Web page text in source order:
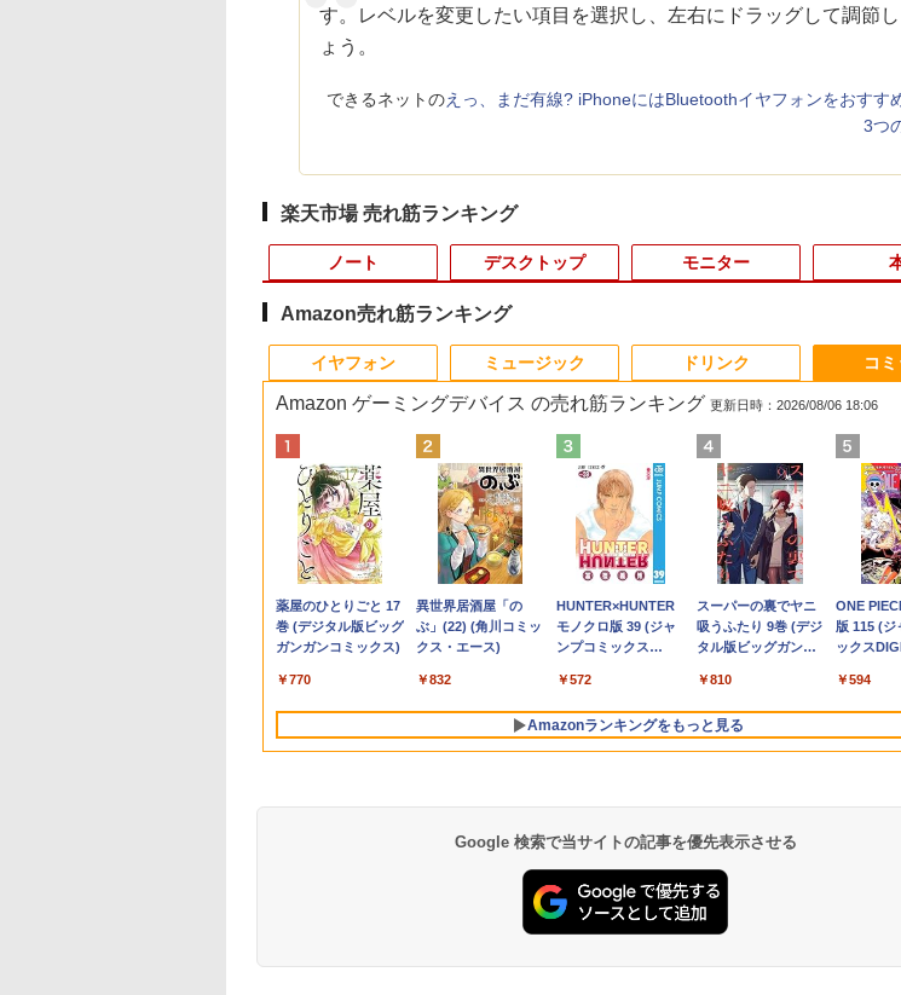
す。レベルを変更したい項目を選択し、左右にドラッグして調節
ょう。
できるネットのえっ、まだ有線? iPhoneにはBluetoothイヤフォンをおすす
3つ
楽天市場 売れ筋ランキング
ノート
1
【大特価】中古 VAIO
Core i7 1065G7 第10世
代CPU メモリ8GB
SSD256GB 14インチ
フルHD Windows11
Home WEBカメラ 無
線LAN VJPK13C11N 1
年保証 レビュー特
典:WPS Office Bラン
PC win11 中古ノート
￥24,800
2
マイクロソフト 法人向
け Surface Pro 12 イン
チ キーボード ストーン
グレー EP2-32891
￥25,278
3
【期間限定 ポイント
UP＆クーポン配布】
Lenovo 500e
Chromebook Gen 4s
83L5S00000
ChromeOS N100 メモ
リ4GB eMMC64GB
11.6インチ タッチ対応
4
【マラソン限定
30%OFF】中古 店長お
まかせパソコン Core
i5 第11世代 メモリ
8GB 16GB SSD240GB
15インチ Windows11
WPS Office 1年保証 ノ
ートパソコン【CA】
中古ノートPC 中古ノ
コン 中古PC 中古品
win11 パソコン コスパ
￥39,800
超得2,000
｜
第8世代｜
獲得｜豪
i5 第8世代
トパソコン
｜15.6型
ノートパ
￥29,800
デスクトップ
1
【★最大100%ポイン
ト】超小型筐体 ミニパ
ソコン HP ProDesk
800 G2 DM 第6世代
Corei5 メモリ:8GB 新
品SSD:256GB
HDD:500GB デュアル
ストレージ USB 3.0
Type-C DisplayPort
Windows11 ミニデス
￥29,800
2
「楽天ランキング1
位」 デスクトップパソ
コン Windows11
Office付き パソコン
新品｜インテル 第14世
代 Core i5-4590 i5 i7-
14700F｜ SSD 256GB
～2TB｜メモリ 8～
64GB DDR4/5｜ デス
激安 高性能 ゲーム 本
体のみ PC 高スペッ 初
￥45,700
3
超得10％OFF｜ミドル
クラス 快適｜AMD
Ryzen5 3500 GeForce
GTX1660super｜中古
デスクトップパソコン
Windows11｜グラボ
1660super SSD｜PC
フォートナイト マイン
ロブロックス プレイ可
能｜プレゼントに最
4
【展示品・代引不可】
富士通 FUJITSU デス
クトップPC FMV
Desktop Fシリーズ
F55-K1 23.8型/ Core
i5-1235U/ メモリ
16GB/ SSD 512GB/
Windows 11/ 2024
Office付き/ 2025年1月
￥149,800
【★20％ク
Plusミニ
Ryzen 7
512GB/
Windows
ミングpc
LAN/Wi-
Fi6E/
￥131,999
モニター
1
【送料無料】1.54イン
チ ST7789 解像度
240x240 IPS LCDディ
スプレイ240x240 LCD
モジュール SPI ディス
プレイ Arduino
RasberryPiなど対応
￥1,980
2
＼レビュー投稿で保証
延長／モバイルモニタ
ー 15.6 ディスプレイ
ポータブルモニター モ
ニター モバイルディス
プレイ hdmi タイプC
デュアルディスプレイ
スタンド ゲーム 液晶
薄型 軽量
￥19,800
3
PHILIPS 241V8 LED液
晶モニター 23.8インチ
ワイド ブラック
1920×1080 （フル
非光沢 ノングレア 液
晶ディスプレイ HDMI
VGA VESA準拠 PS4
switch 対応 スイッチ
4
モバイルモニター 15.6
インチ InnoView モバ
イルディスプレイ 自立
型 1920*1080 FHD ポー
タブルモニター IPS液晶
パネル 薄型 軽量 持ち運
び 壁掛けに対応
Switch/PS3/PS4/PS5/Xbox
One/PC/スマ
HDMI対応【選べる種
類】タッチ/ケース付
￥8,980
【楽天1位
ーケース
チ選択】
ター 15.6
HD コスパ
アルモニ
ター ポー
ー ゲーミ
ミニPC
￥9,999
1
【エントリーでポイン
ト10倍】はじめての世
界名作えほん きいろい
えほんのおうち 40巻セ
ット
￥26,400
2
小学館版学習まんが 世
界の歴史 新装版 全22
巻セット （小学館 学習
まんがシリーズ） [ 小
学館 ]
￥26,620
3
モデルプレスカウント
ダウンマガジン vol.13
￥1,500
4
[新品][全巻収納ダンボ
ール本棚付]◆特典あり
◆魔入りました!入間く
ん (1-49巻 最新刊)[オ
リジナル缶バッジ付]
全巻セット
￥30,906
スター・
ンダロリ
ュアルガ
ロ・ヒダ
￥6,600
Amazon売れ筋ランキング
イヤフォン
Anker Soundcore
P40i オフホワイト
Anker Soundcore
P31i ブラック
￥4,990
Anker Soundcore
Liberty 5 ミッドナイ
トブラック
￥14,990
【2026年アップグレ
ード版】AOKIMI ワ
イヤレスイヤホン
V12 小型軽量 ブルー
トゥースHi-Fi 最大
36時間再生 ぶるーと
ゅーす コードレス
グ Type-C充電 マイ
ク付き 防水 タッチ式
音量調整 スポーツ/通
勤/通学/WEB会議(ホ
ワイト)
￥1,964
Xiaomi シ
REDMI
イヤレス
キャンセ
36時間再
￥2,980
ミュージック
BRUCE WAYNE feat.
Flo Milli, ATL Jacob
[Explicit]
￥250
BRUCE WAYNE feat.
Flo Milli, ATL Jacob
[Explicit]
￥250
On My Road
(Stadium ver.)
￥250
On My Road
(Stadium ver.)
￥250
BUGS
￥250
ドリンク
【Amazon.co.jp限
定】 い・ろ・は・す
2L PET ラベルレス
￥1,001
by Amazon 天然水
ラベルレス 500ml
×24本 富士山の天然
ミネラルウォーター
ペットボトル 静岡県
産 500ミリリットル
(Smart Basic)
￥1,380
by Amazon 天然水
ラベルレス 2L×9本
￥1,117
by Amazon 炭酸水
ラベルレス 500ml
×24本 強炭酸水 ペッ
ットル (Smart
Basic)
￥1,625
コカ・コ
麦茶 from
ベルレス
￥1,653
コミ
Amazon ゲーミングデバイス の売れ筋ランキング 更新日時：2026/08/06 18:06
薬屋のひとりごと 17
巻 (デジタル版ビッグ
ガンガンコミックス)
￥770
異世界居酒屋「の
ぶ」(22) (角川コミッ
クス・エース)
￥832
HUNTER×HUNTER
モノクロ版 39 (ジャ
ンプコミックス
￥572
スーパーの裏でヤニ
吸うふたり 9巻 (デジ
タル版ビッグガンガ
￥810
ONE
版 115 (ジ
ックス
￥594
Amazonランキングをもっと見る
Google 検索で当サイトの記事を優先表示させる